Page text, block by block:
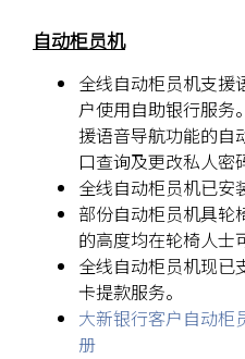
天水围天靖街3号天盛苑天盛商
站 B 出口）
大围分行
沙田大围道55-56号积辉街14-
（港铁大围站 D 出口）
大埔分行
自动柜员机
全线自动柜员机支援
户使用自助银行服务
援语音导航功能的自
口查询及更改私人密
全线自动柜员机已安
部份自动柜员机具轮
的高度均在轮椅人士
全线自动柜员机现已
卡提款服务。
大新银行客户自动柜
册